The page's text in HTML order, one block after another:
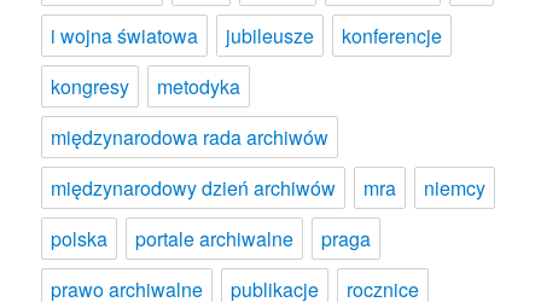
i wojna światowa
jubileusze
konferencje
kongresy
metodyka
międzynarodowa rada archiwów
międzynarodowy dzień archiwów
mra
niemcy
polska
portale archiwalne
praga
prawo archiwalne
publikacje rocznice